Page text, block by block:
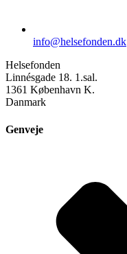
info@helsefonden.dk
Helsefonden
Linnésgade 18. 1.sal.
1361 København K.
Danmark
Genveje